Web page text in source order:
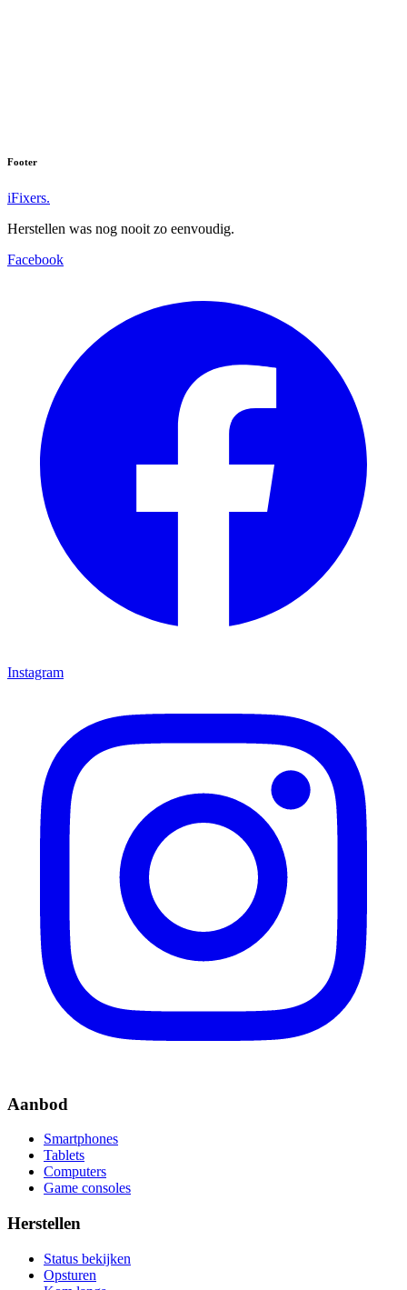
Footer
iFixers.
Herstellen was nog nooit zo eenvoudig.
Facebook
Instagram
Aanbod
Smartphones
Tablets
Computers
Game consoles
Herstellen
Status bekijken
Opsturen